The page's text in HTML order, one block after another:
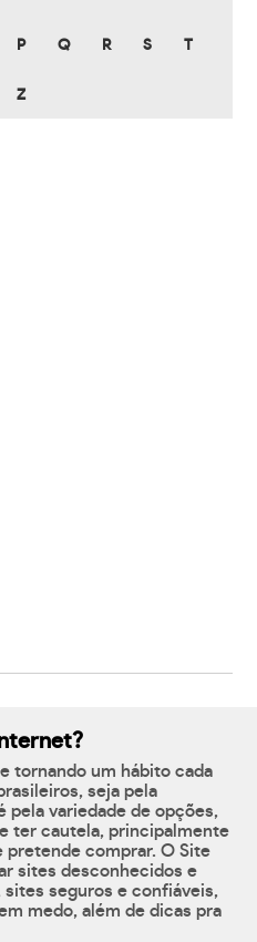
P Q R S T
Z
tornando um hábito cada
seja pela
pela variedade de opções,
ter cautela, principalmente
pretende comprar. O Site
sites desconhecidos e
sites seguros e confiáveis,
medo, além de dicas pra